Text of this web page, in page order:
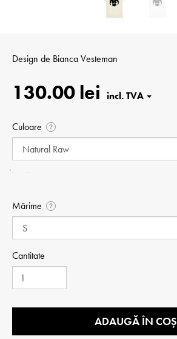
Design de Bianca Vesteman
130.00 lei
Culoare ?
Mărime ?
Cantitate
ADAUGĂ ÎN COȘ